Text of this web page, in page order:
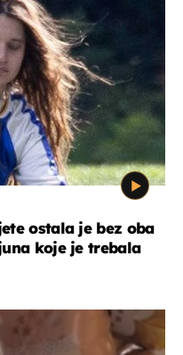
ostala je bez oba
koje je trebala